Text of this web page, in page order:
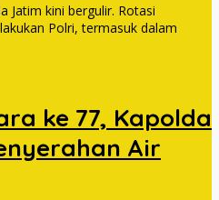
Jatim kini bergulir. Rotasi
Polri, termasuk dalam
ke 77, Kapolda
Air